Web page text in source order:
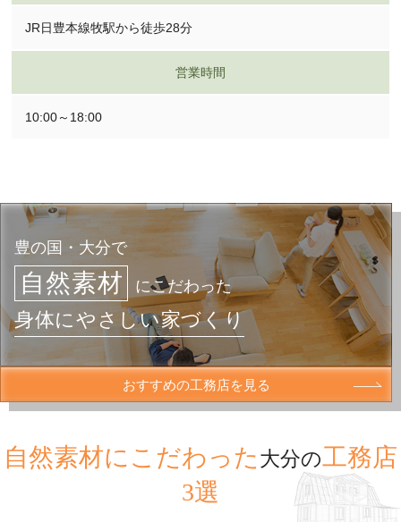
JR日豊本線牧駅から徒歩28分
営業時間
10:00～18:00
豊の国・大分で
自然素材 にこだわった
身体にやさしい家づくり
おすすめの工務店を見る
自然素材にこだわった 大分の工務店
3選